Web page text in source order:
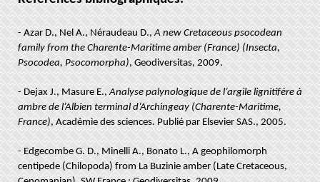
- Azar D., Nel A., Néraudeau D.,A new Cretaceous psocodean
family from the Charente-Maritime amber (France) (Insecta,
Psocodea, Psocomorpha), Geodiversitas, 2009.
- Dejax J., Masure E.,Analyse palynologique de l’argile lignitifère à
ambre de l’Albien terminal d’Archingeay (Charente-Maritime,
France), Académie des sciences. Publié par Elsevier SAS., 2005.
- Edgecombe G. D., Minelli A., Bonato L., A geophilomorph
centipede (Chilopoda) from La Buzinie amber (Late Cretaceous,